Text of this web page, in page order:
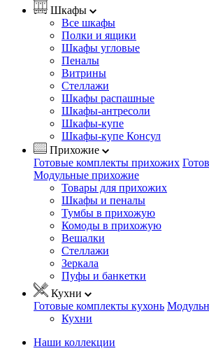
Шкафы
Все шкафы
Полки и ящики
Шкафы угловые
Пеналы
Витрины
Стеллажи
Шкафы распашные
Шкафы-антресоли
Шкафы-купе
Шкафы-купе Консул
Прихожие
Готовые комплекты прихожих
Модульные прихожие
Товары для прихожих
Шкафы и пеналы
Тумбы в прихожую
Комоды в прихожую
Вешалки
Стеллажи
Зеркала
Пуфы и банкетки
Кухни
Готовые комплекты кухонь
Кухни
Наши коллекции